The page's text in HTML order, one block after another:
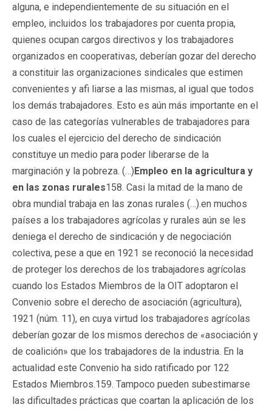
alguna, e independientemente de su situación en el
empleo, incluidos los trabajadores por cuenta propia,
quienes ocupan cargos directivos y los trabajadores
organizados en cooperativas, deberían gozar del derecho
a constituir las organizaciones sindicales que estimen
convenientes y afi liarse a las mismas, al igual que todos
los demás trabajadores. Esto es aún más importante en el
caso de las categorías vulnerables de trabajadores para
los cuales el ejercicio del derecho de sindicación
constituye un medio para poder liberarse de la
marginación y la pobreza. (…)Empleo en la agricultura y
en las zonas rurales158. Casi la mitad de la mano de
obra mundial trabaja en las zonas rurales (…).en muchos
países a los trabajadores agrícolas y rurales aún se les
deniega el derecho de sindicación y de negociación
colectiva, pese a que en 1921 se reconoció la necesidad
de proteger los derechos de los trabajadores agrícolas
cuando los Estados Miembros de la OIT adoptaron el
Convenio sobre el derecho de asociación (agricultura),
1921 (núm. 11), en cuya virtud los trabajadores agrícolas
deberían gozar de los mismos derechos de «asociación y
de coalición» que los trabajadores de la industria. En la
actualidad este Convenio ha sido ratificado por 122
Estados Miembros.159. Tampoco pueden subestimarse
las dificultades prácticas que coartan la aplicación de los